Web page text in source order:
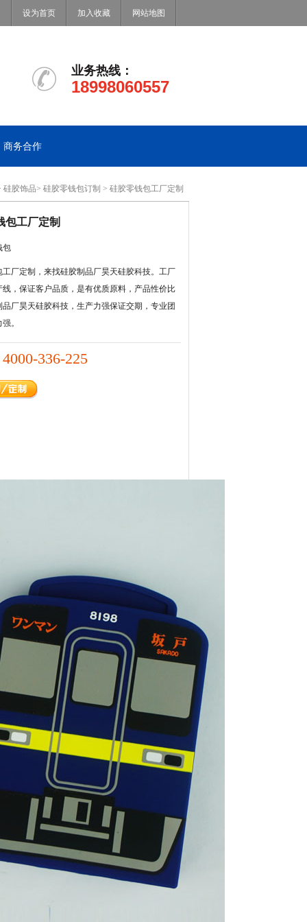
设为首页 加入收藏 网站地图
业务热线：
18998060557
商务合作
硅胶饰品> 硅胶零钱包订制 > 硅胶零钱包工厂定制
包工厂定制
包
工厂定制，来找硅胶制品厂昊天硅胶科技。工厂
线，保证客户品质，是有优质原料，产品性价比
品厂昊天硅胶科技，生产力强保证交期，专业团
。
4000-336-225